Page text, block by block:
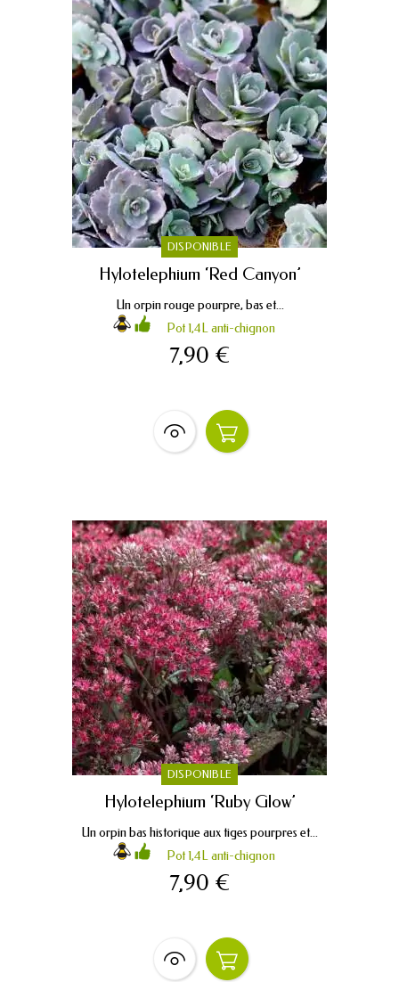
DISPONIBLE
Hylotelephium ‘Red Canyon’
Un orpin rouge pourpre, bas et...
Pot 1,4L anti-chignon
7,90 €
DISPONIBLE
Hylotelephium ‘Ruby Glow’
Un orpin bas historique aux tiges pourpres et...
Pot 1,4L anti-chignon
7,90 €